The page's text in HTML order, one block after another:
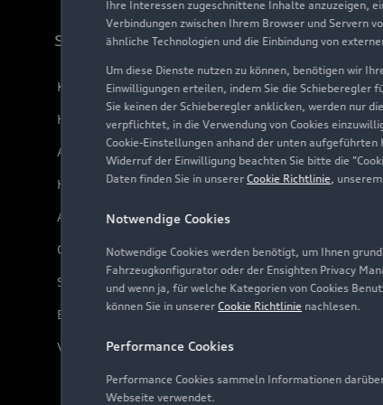
Ihre Interessen zugeschnittene Inhalte anzuzeigen,
Verbindungen zwischen Ihrem Browser und Servern
ähnliche Technologien und die Einbindung von
Um diese Dienste nutzen zu können, benötigen wir
Einwilligungen erteilen, indem Sie die Schieberegler
Sie keinen der Schieberegler anklicken, werden nur
verpflichtet, in die Verwendung von Cookies
Cookie-Einstellungen anhand der unten
Widerruf der Einwilligung beachten Sie bitte die
Daten finden Sie in unsererCookie Richtlinie, unserem
Notwendige Cookies
Notwendige Cookies werden benötigt, um Ihnen
Fahrzeugkonfigurator oder der Ensighten Privacy
und wenn ja, für welche Kategorien von Cookies
können Sie in unsererCookie Richtlinie nachlesen.
Performance Cookies
Performance Cookies sammeln Informationen
Webseite verwendet.
Support
Kundenservice
Händlersuche
Audi Code
Häufige Fragen (FAQ)
Audi Online Beratung
Online-Terminvereinbarung
Servicekontakt
Bordbuch & Bedienungsanleitungen
Verträge kündigen